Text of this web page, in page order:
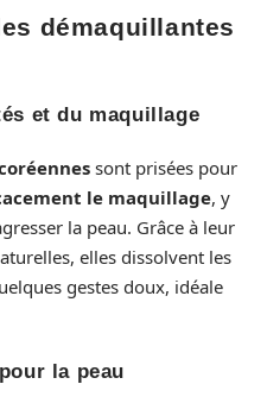
démaquillantes
et du maquillage
sont prisées pour
le maquillage, y
la peau. Grâce à leur
elles dissolvent les
gestes doux, idéale
la peau